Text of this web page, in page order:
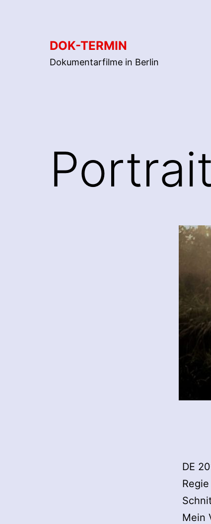
DOK-TERMIN
Dokumentarfilme in Berlin
DE
Mein